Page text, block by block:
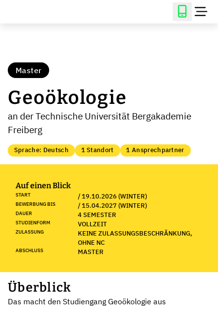
Master
Geoökologie
an der Technische Universität Bergakademie
Freiberg
Sprache: Deutsch 1 Standort 1 Ansprechpartner
Auf einen Blick
START / 19.10.2026 (WINTER)
BEWERBUNG BIS / 15.04.2027 (WINTER)
DAUER 4 SEMESTER
STUDIENFORM VOLLZEIT
ZULASSUNG
KEINE ZULASSUNGSBESCHRÄNKUNG,
OHNE NC
ABSCHLUSS MASTER
Überblick
Das macht den Studiengang Geoökologie aus